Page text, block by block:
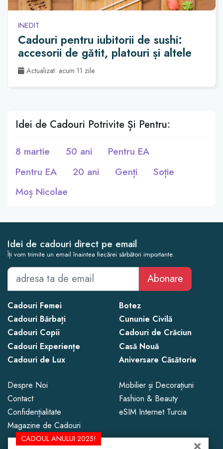
INEDIT
Cadouri pentru iubitorii de sushi:
accesorii de gătit, platouri și altele
Actualizat: acum 11 zile
Idei de Cadouri Potrivite Și Pentru:
8 martie 50 ani
Pentru EA
Pentru EA
20 ani Genți
Soție
Moș Nicolae
Idei de cadouri direct pe email
Îți vom trimite un email înaintea fiecărei sărbători importante.
Abonare
Cadouri Femei
Cadouri Bărbați
Cadouri Copii
Cadouri Experiențe
Cadouri de Lux
Botez
Cununie Civilă
Cadouri de Crăciun
Casă Nouă
Aniversare Căsătorie
Despre Noi
Contact
Confidențialitate
Magazine de Cadouri
Mobilier și Decorațiuni
Fashion & Beauty
eSIM Internet Turcia
CADOUL ANULUI 2025!